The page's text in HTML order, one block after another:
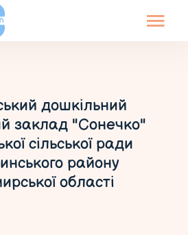
дошкільний
заклад "Сонечко"
сільської ради
району
області